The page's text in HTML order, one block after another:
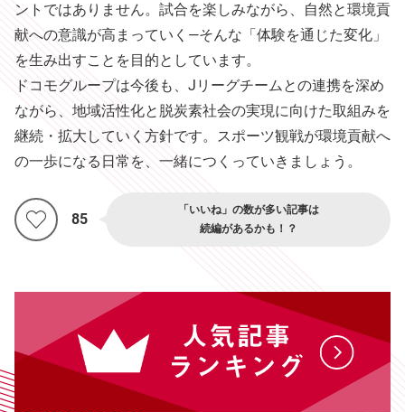
ントではありません。試合を楽しみながら、自然と環境貢
献への意識が高まっていく—そんな「体験を通じた変化」
を生み出すことを目的としています。
ドコモグループは今後も、Jリーグチームとの連携を深め
ながら、地域活性化と脱炭素社会の実現に向けた取組みを
継続・拡大していく方針です。スポーツ観戦が環境貢献へ
の一歩になる日常を、一緒につくっていきましょう。
85
「いいね」の数が多い記事は
続編があるかも！？